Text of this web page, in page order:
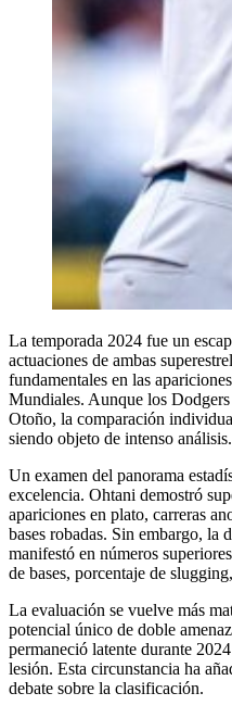
La temporada 2024 fue un
actuaciones de ambas
fundamentales en las
Mundiales. Aunque los
Otoño, la comparación
siendo objeto de intenso análisis.
Un examen del panorama
excelencia. Ohtani demostró
apariciones en plato, carreras
bases robadas. Sin embargo, la
manifestó en números
de bases, porcentaje de
La evaluación se vuelve más
potencial único de doble
permaneció latente durante
lesión. Esta circunstancia ha
debate sobre la clasificación.